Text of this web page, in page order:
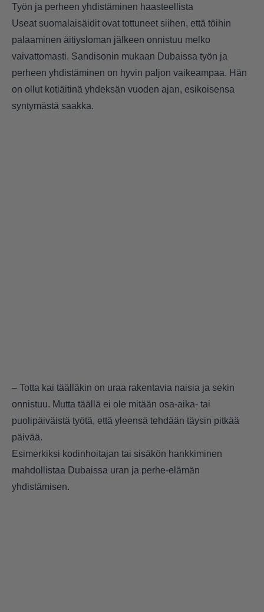
Työn ja perheen yhdistäminen haasteellista
Useat suomalaisäidit ovat tottuneet siihen, että töihin
palaaminen äitiysloman jälkeen onnistuu melko
vaivattomasti. Sandisonin mukaan Dubaissa työn ja
perheen yhdistäminen on hyvin paljon vaikeampaa. Hän
on ollut kotiäitinä yhdeksän vuoden ajan, esikoisensa
syntymästä saakka.
– Totta kai täälläkin on uraa rakentavia naisia ja sekin
onnistuu. Mutta täällä ei ole mitään osa-aika- tai
puolipäiväistä työtä, että yleensä tehdään täysin pitkää
päivää.
Esimerkiksi kodinhoitajan tai sisäkön hankkiminen
mahdollistaa Dubaissa uran ja perhe-elämän
yhdistämisen.